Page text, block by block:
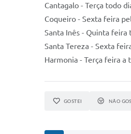
Cantagalo - Terça todo
Coqueiro - Sexta feira
Santa Inês - Quinta feira
Santa Tereza - Sexta
Harmonia - Terça feira a
GOSTEI NÃO